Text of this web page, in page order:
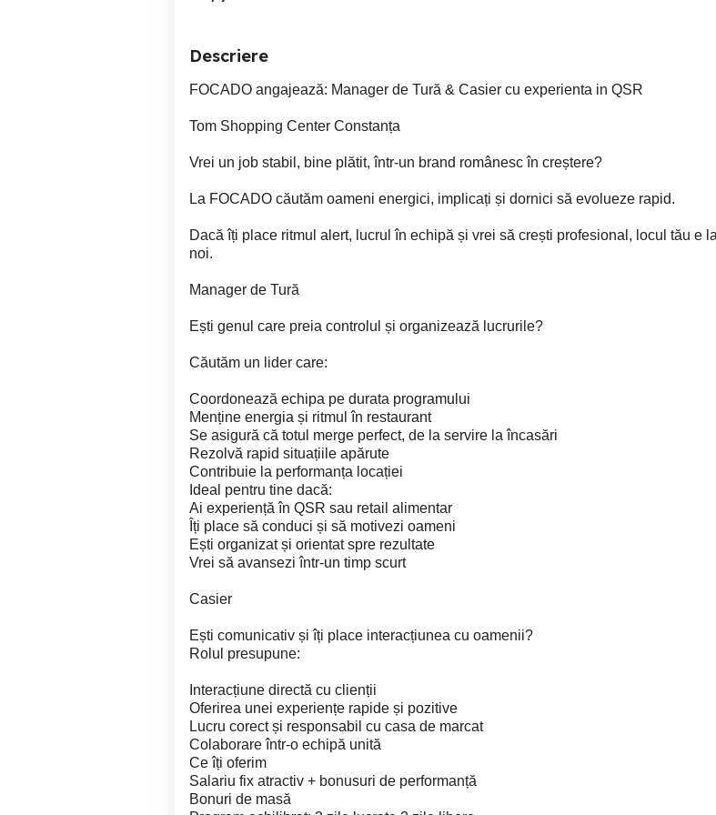
Descriere
FOCADO angajează: Manager de Tură & Casier cu experienta in QSR
Tom Shopping Center Constanța
Vrei un job stabil, bine plătit, într-un brand românesc în creștere?
La FOCADO căutăm oameni energici, implicați și dornici să evolueze rapid.
Dacă îți place ritmul alert, lucrul în echipă și vrei să crești profesional, locul tău e la
noi.
Manager de Tură
Ești genul care preia controlul și organizează lucrurile?
Căutăm un lider care:
Coordonează echipa pe durata programului
Menține energia și ritmul în restaurant
Se asigură că totul merge perfect, de la servire la încasări
Rezolvă rapid situațiile apărute
Contribuie la performanța locației
Ideal pentru tine dacă:
Ai experiență în QSR sau retail alimentar
Îți place să conduci și să motivezi oameni
Ești organizat și orientat spre rezultate
Vrei să avansezi într-un timp scurt
Casier
Ești comunicativ și îți place interacțiunea cu oamenii?
Rolul presupune:
Interacțiune directă cu clienții
Oferirea unei experiențe rapide și pozitive
Lucru corect și responsabil cu casa de marcat
Colaborare într-o echipă unită
Ce îți oferim
Salariu fix atractiv + bonusuri de performanță
Bonuri de masă